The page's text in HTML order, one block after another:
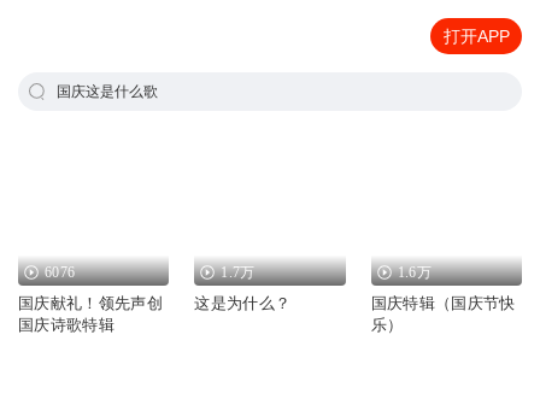
打开APP
国庆这是什么歌
6076
国庆献礼！领先声创
国庆诗歌特辑
1.7万
这是为什么？
1.6万
国庆特辑（国庆节快
乐）